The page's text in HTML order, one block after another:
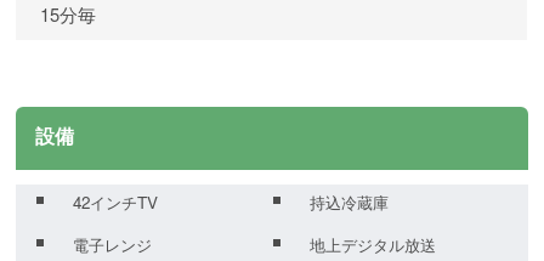
15分毎
設備
42インチTV
持込冷蔵庫
電子レンジ
地上デジタル放送